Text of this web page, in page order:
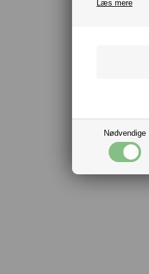
Læs mere
Nødvendige